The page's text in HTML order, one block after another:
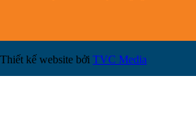
Thiết kế website bởi TVC Media